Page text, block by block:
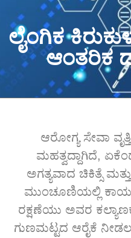
ಲೈಂಗಿಕ
ಆಂತರಿಕ
ಆರೋಗ್ಯ ಸೇವಾ
ಮಹತ್ವದ್ದಾಗಿದೆ,
ಅಗತ್ಯವಾದ ಚಿಕಿತ್ಸೆ
ಮುಂಚೂಣಿಯಲ್ಲಿ
ರಕ್ಷಣೆಯು ಅವರ
ಗುಣಮಟ್ಟದ ಆರೈಕೆ